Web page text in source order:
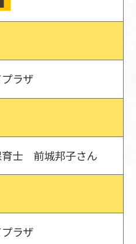
ラザ
育士 前城邦子さん
ラザ